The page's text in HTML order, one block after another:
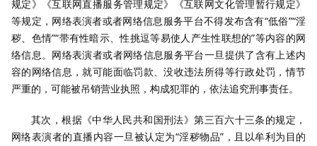
规定》《互联网直播服务管理规定》《互联网文化管理暂行规定》
等规定，网络表演者或者网络信息服务平台不得发布含有“低俗”“淫
秽、色情”“带有性暗示、性挑逗等易使人产生性联想的”等内容的网
络信息。网络表演者或者网络信息服务平台一旦提供了含有上述内
容的网络信息，就可能面临罚款、没收违法所得等行政处罚，情节
严重的，可能被吊销营业执照，构成犯罪的，依法追究刑事责任。
其次，根据《中华人民共和国刑法》第三百六十三条的规定，
网络表演者的直播内容一旦被认定为“淫秽物品”，且以牟利为目的